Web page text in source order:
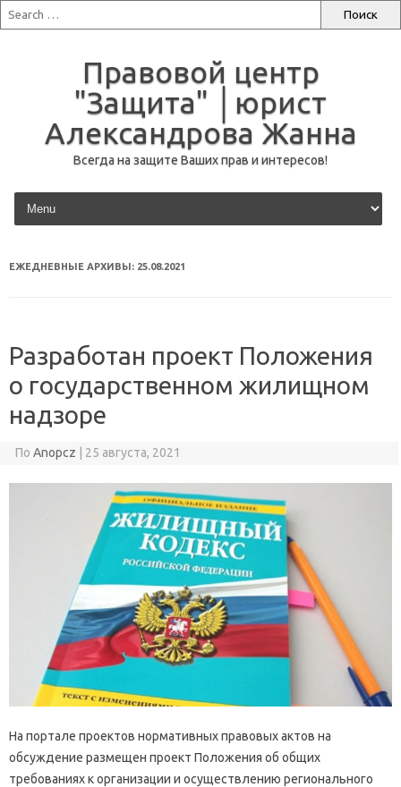
Правовой центр
"Защита" │юрист
Александрова Жанна
Всегда на защите Ваших прав и интересов!
перейти к содержанию
ЕЖЕДНЕВНЫЕ АРХИВЫ: 25.08.2021
Разработан проект Положения
о государственном жилищном
надзоре
По Anopcz 25 августа, 2021
На портале проектов нормативных правовых актов на
обсуждение размещен проект Положения об общих
требованиях к организации и осуществлению регионального